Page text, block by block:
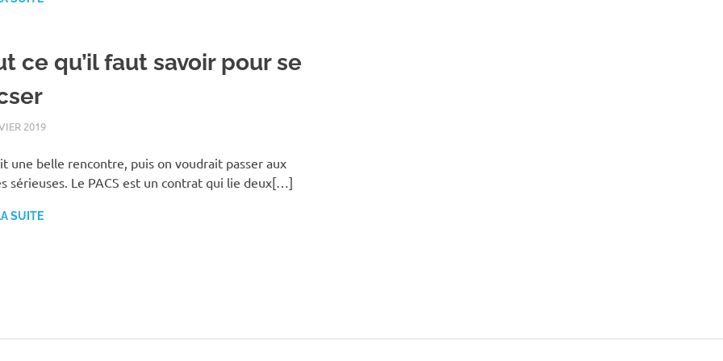
ce qu’il faut savoir pour se
2019
une belle rencontre, puis on voudrait passer aux
sérieuses. Le PACS est un contrat qui lie deux[…]
SUITE